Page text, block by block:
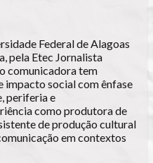
Federal de Alagoas
pela Etec Jornalista
comunicadora tem
impacto social com ênfase
periferia e
como produtora de
de produção cultural
em contextos